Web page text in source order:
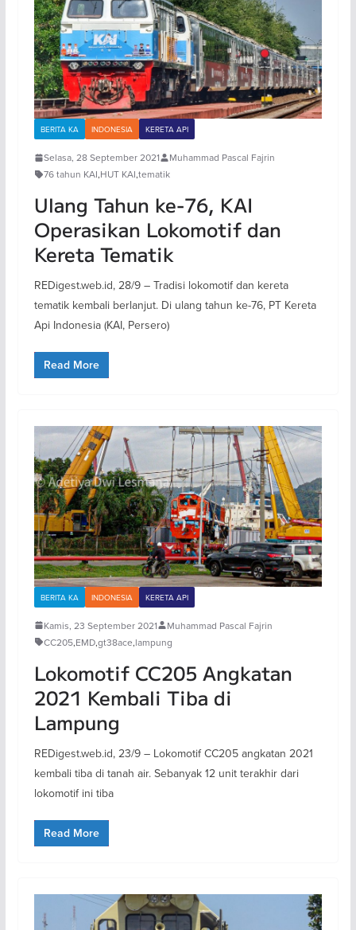
BERITA KA INDONESIA KERETA API
Selasa, 28 September 2021
Muhammad Pascal Fajrin
76 tahun KAI,HUT KAI,tematik
Ulang Tahun ke-76, KAI
Operasikan Lokomotif dan
Kereta Tematik
REDigest.web.id, 28/9 – Tradisi lokomotif dan kereta
tematik kembali berlanjut. Di ulang tahun ke-76, PT Kereta
Api Indonesia (KAI, Persero)
Read More
BERITA KA INDONESIA KERETA API
Kamis, 23 September 2021
Muhammad Pascal Fajrin
CC205,EMD,gt38ace,lampung
Lokomotif CC205 Angkatan
2021 Kembali Tiba di
Lampung
REDigest.web.id, 23/9 – Lokomotif CC205 angkatan 2021
kembali tiba di tanah air. Sebanyak 12 unit terakhir dari
lokomotif ini tiba
Read More